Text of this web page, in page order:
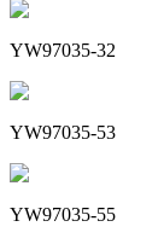
YW97035-32
YW97035-53
YW97035-55